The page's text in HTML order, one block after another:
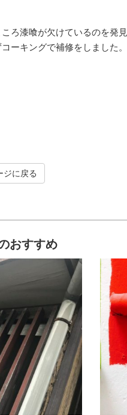
ろ漆喰が欠けているのを発見
ーキングで補修をしました。
ジに戻る
おすすめ